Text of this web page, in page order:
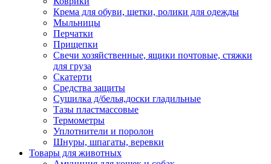
Крема для обуви, щетки, ролики для одежды
Мыльницы
Перчатки
Прищепки
Свечи хозяйственные, ящики почтовые, стяжки
для груза
Скатерти
Средства защиты
Сушилка д/белья,доски гладильные
Тазы пластмассовые
Термометры
Уплотнители и поролон
Шнуры, шпагаты, веревки
Товары для животных